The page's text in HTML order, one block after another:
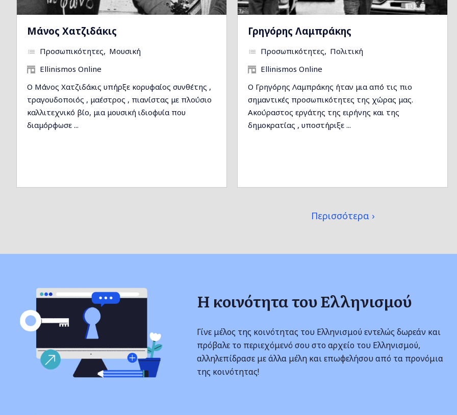
Μάνος Χατζιδάκις
Προσωπικότητες
Μουσική
Ellinismos Online
Ο Μάνος Χατζιδάκις υπήρξε κορυφαίος συνθέτης ,
τραγουδοποιός , μαέστρος , πιανίστας με πλούσιο
καλλιτεχνικό βίο, μια μουσική ιδιοφυία που
διαμόρφωσε ...
Γρηγόρης Λαμπράκης
Προσωπικότητες
Πολιτική
Ellinismos Online
Ο Γρηγόρης Λαμπράκης ήταν μια από τις πιο
σημαντικές προσωπικότητες της χώρας μας.
Ακούραστος εργάτης της ειρήνης και της
δημοκρατίας , υποστήριξε ...
Περισσότερα
Η κοινότητα του Ελληνισμού
Γίνε μέλος της κοινότητας του Ελληνισμού εντελώς δωρεάν και
πρόβαλε το περιεχόμενό σου στο αρχείο του Ελληνισμού,
αλληλεπίδρασε με άλλα μέλη και επωφελήσου από τα προνόμια
της κοινότητας!